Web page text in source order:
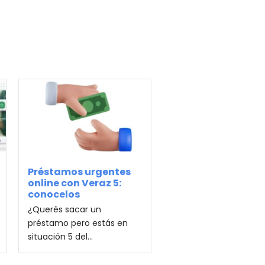
Préstamos urgentes
online con Veraz 5:
conocelos
¿Querés sacar un
préstamo pero estás en
situación 5 del...